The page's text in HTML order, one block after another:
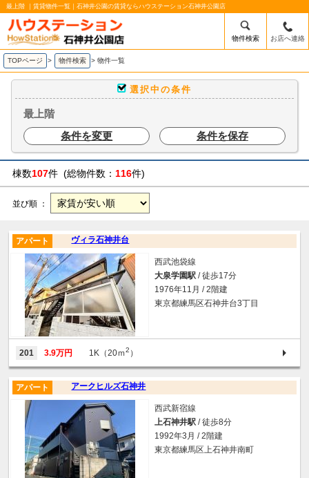
最上階 ｜賃貸物件一覧｜石神井公園の賃貸ならハウステーション石神井公園店
物件検索 お店へ連絡
TOPページ > 物件検索 > 物件一覧
選択中の条件
最上階
条件を変更
条件を保存
棟数107件 (総物件数： 116件)
並び順 ：
ヴィラ石神井台
アパート
西武池袋線
大泉学園駅 / 徒歩17分
1976年11月 / 2階建
東京都練馬区石神井台3丁目
201 3.9万円 1K（20ｍ2 ）
アークヒルズ石神井
アパート
西武新宿線
上石神井駅 / 徒歩8分
1992年3月 / 2階建
東京都練馬区上石神井南町